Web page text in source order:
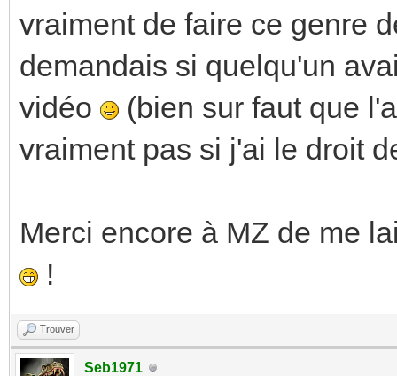
vraiment de faire ce genre
demandais si quelqu'un
vidéo
(bien sur faut que
vraiment pas si j'ai le droit
Merci encore à MZ de me
!
Trouver
Seb1971